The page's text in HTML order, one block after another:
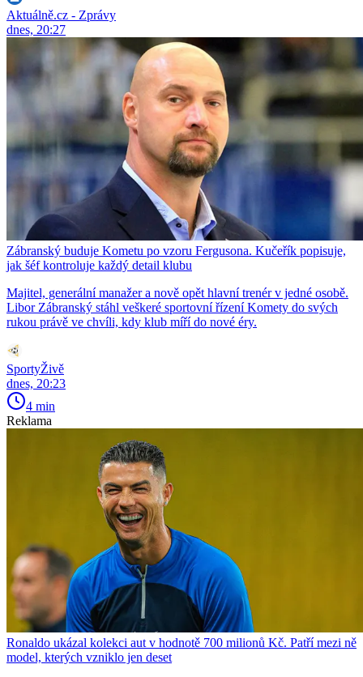
Aktuálně.cz - Zprávy
dnes, 20:27
Zábranský buduje Kometu po vzoru Fergusona. Kučeřík popisuje,
jak šéf kontroluje každý detail klubu
Majitel, generální manažer a nově opět hlavní trenér v jedné osobě.
Libor Zábranský stáhl veškeré sportovní řízení Komety do svých
rukou právě ve chvíli, kdy klub míří do nové éry.
SportyŽivě
dnes, 20:23
4 min
Reklama
Ronaldo ukázal kolekci aut v hodnotě 700 milionů Kč. Patří mezi ně
model, kterých vzniklo jen deset